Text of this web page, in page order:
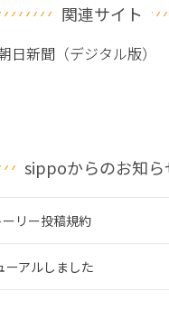
関連サイト
日新聞（デジタル版）
sippoからのお知ら
リー投稿規約
ーアルしました